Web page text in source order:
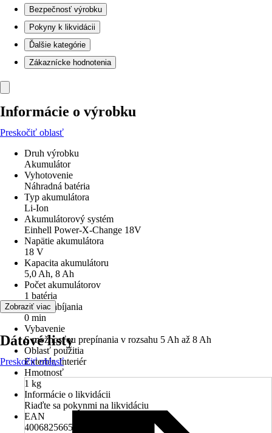
Bezpečnosť výrobku
Pokyny k likvidácii
Ďalšie kategórie
Zákaznícke hodnotenia
Informácie o výrobku
Preskočiť oblasť
Druh výrobku
Akumulátor
Vyhotovenie
Náhradná batéria
Typ akumulátora
Li-Ion
Akumulátorový systém
Einhell Power-X-Change 18V
Napätie akumulátora
18 V
Kapacita akumulátoru
5,0 Ah, 8 Ah
Počet akumulátorov
1 batéria
Doba nabíjania
0 min
Vybavenie
S možnosťou prepínania v rozsahu 5 Ah až 8 Ah
Oblasť použitia
Exteriér, Interiér
Hmotnosť
1 kg
Informácie o likvidácii
Riaďte sa pokynmi na likvidáciu
EAN
4006825665055
Zobraziť viac
Dátové listy
Preskočiť oblasť